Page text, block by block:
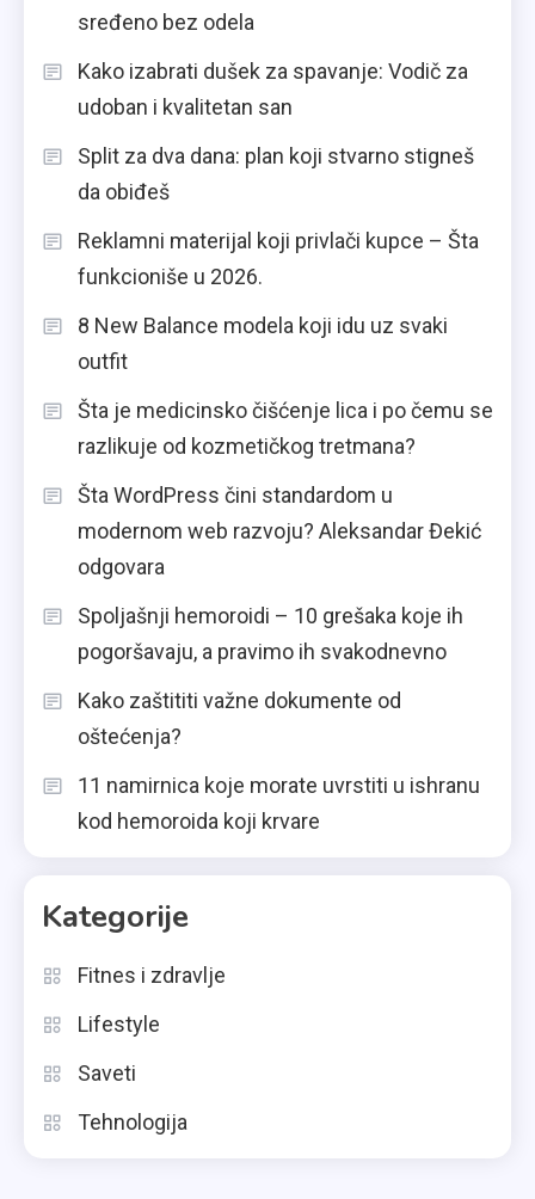
sređeno bez odela
Kako izabrati dušek za spavanje: Vodič za
udoban i kvalitetan san
Split za dva dana: plan koji stvarno stigneš
da obiđeš
Reklamni materijal koji privlači kupce – Šta
funkcioniše u 2026.
8 New Balance modela koji idu uz svaki
outfit
Šta je medicinsko čišćenje lica i po čemu se
razlikuje od kozmetičkog tretmana?
Šta WordPress čini standardom u
modernom web razvoju? Aleksandar Đekić
odgovara
Spoljašnji hemoroidi – 10 grešaka koje ih
pogoršavaju, a pravimo ih svakodnevno
Kako zaštititi važne dokumente od
oštećenja?
11 namirnica koje morate uvrstiti u ishranu
kod hemoroida koji krvare
Kategorije
Fitnes i zdravlje
Lifestyle
Saveti
Tehnologija